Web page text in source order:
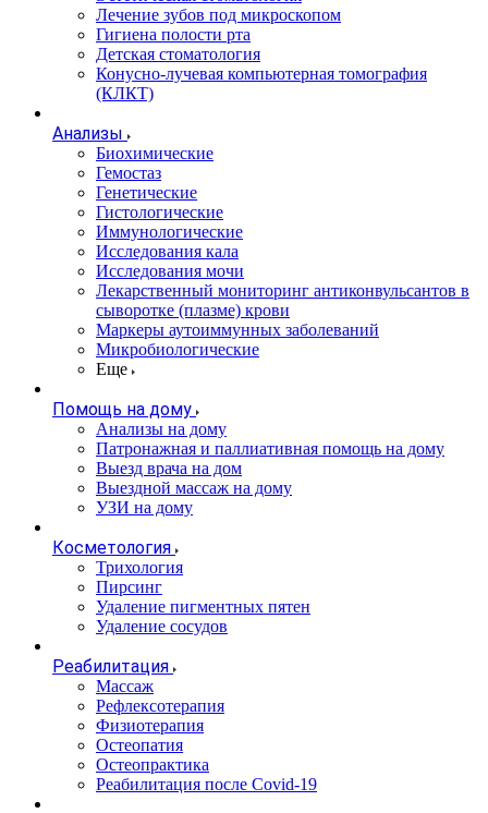
Лечение зубов под микроскопом
Гигиена полости рта
Детская стоматология
Конусно-лучевая компьютерная томография
(КЛКТ)
Анализы
Биохимические
Гемостаз
Генетические
Гистологические
Иммунологические
Исследования кала
Исследования мочи
Лекарственный мониторинг антиконвульсантов в
сыворотке (плазме) крови
Маркеры аутоиммунных заболеваний
Микробиологические
Еще
Помощь на дому
Анализы на дому
Патронажная и паллиативная помощь на дому
Выезд врача на дом
Выездной массаж на дому
УЗИ на дому
Косметология
Трихология
Пирсинг
Удаление пигментных пятен
Удаление сосудов
Реабилитация
Массаж
Рефлексотерапия
Физиотерапия
Остеопатия
Остеопрактика
Реабилитация после Covid-19